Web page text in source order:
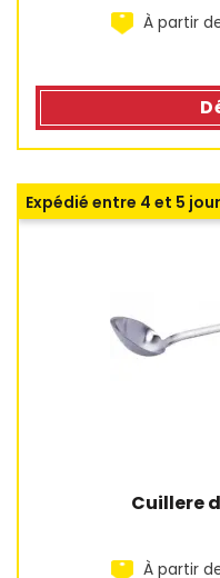
À partir
Cuillere
À partir
Expédié entre 4 et 5